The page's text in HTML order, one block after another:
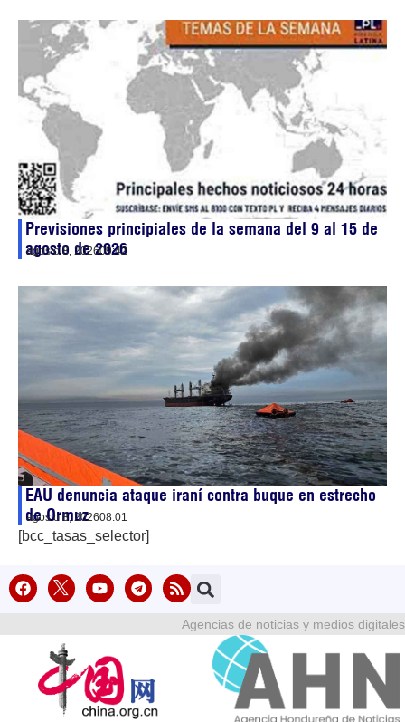
Previsiones principiales de la semana del 9 al 15 de
agosto de 2026
agosto 8, 202609:42
EAU denuncia ataque iraní contra buque en estrecho
de Ormuz
agosto 8, 202608:01
[bcc_tasas_selector]
Agencias de noticias y medios digitales